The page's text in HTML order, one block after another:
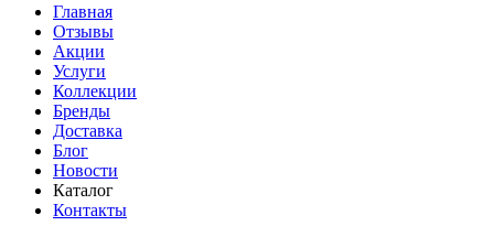
Главная
Отзывы
Акции
Услуги
Коллекции
Бренды
Доставка
Блог
Новости
Каталог
Контакты